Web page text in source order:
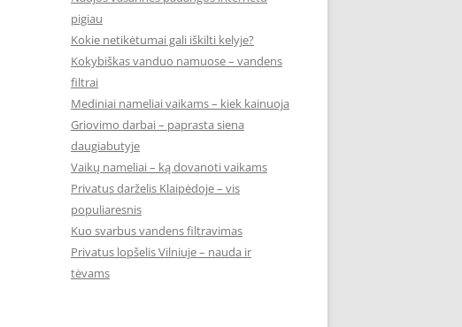
pigiau
Kokie netikėtumai gali iškilti kelyje?
Kokybiškas vanduo namuose – vandens
filtrai
Mediniai nameliai vaikams – kiek kainuoja
Griovimo darbai – paprasta siena
daugiabutyje
Vaikų nameliai – ką dovanoti vaikams
Privatus darželis Klaipėdoje – vis
populiaresnis
Kuo svarbus vandens filtravimas
Privatus lopšelis Vilniuje – nauda ir
tėvams